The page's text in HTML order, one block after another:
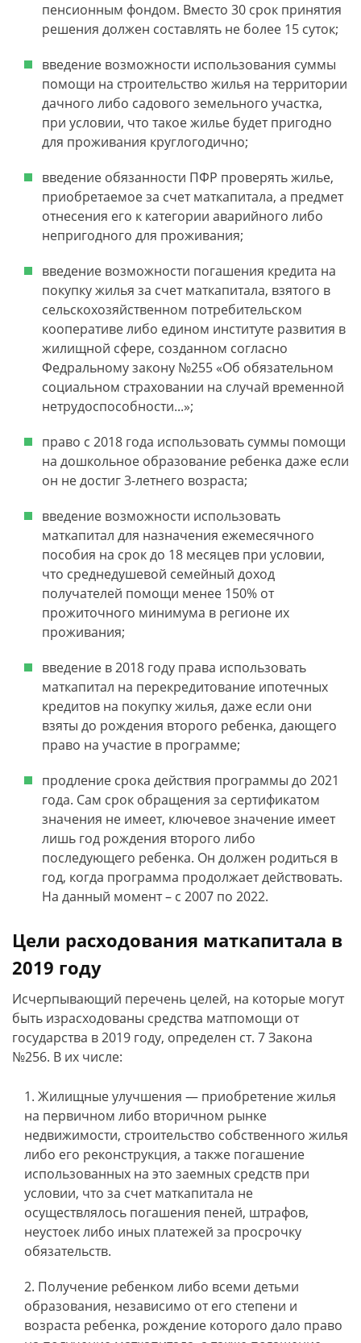
пенсионным фондом. Вместо 30 срок принятия
решения должен составлять не более 15 суток;
введение возможности использования суммы
помощи на строительство жилья на территории
дачного либо садового земельного участка,
при условии, что такое жилье будет пригодно
для проживания круглогодично;
введение обязанности ПФР проверять жилье,
приобретаемое за счет маткапитала, а предмет
отнесения его к категории аварийного либо
непригодного для проживания;
введение возможности погашения кредита на
покупку жилья за счет маткапитала, взятого в
сельскохозяйственном потребительском
кооперативе либо едином институте развития в
жилищной сфере, созданном согласно
Федральному закону №255 «Об обязательном
социальном страховании на случай временной
нетрудоспособности...»;
право с 2018 года использовать суммы помощи
на дошкольное образование ребенка даже если
он не достиг 3-летнего возраста;
введение возможности использовать
маткапитал для назначения ежемесячного
пособия на срок до 18 месяцев при условии,
что среднедушевой семейный доход
получателей помощи менее 150% от
прожиточного минимума в регионе их
проживания;
введение в 2018 году права использовать
маткапитал на перекредитование ипотечных
кредитов на покупку жилья, даже если они
взяты до рождения второго ребенка, дающего
право на участие в программе;
продление срока действия программы до 2021
года. Сам срок обращения за сертификатом
значения не имеет, ключевое значение имеет
лишь год рождения второго либо
последующего ребенка. Он должен родиться в
год, когда программа продолжает действовать.
На данный момент –­ с 2007 по 2022.
Цели расходования маткапитала в
2019 году
Исчерпывающий перечень целей, на которые могут
быть израсходованы средства матпомощи от
государства в 2019 году, определен ст. 7 Закона
№256. В их числе:
Жилищные улучшения — приобретение жилья
на первичном либо вторичном рынке
недвижимости, строительство собственного жилья
либо его реконструкция, а также погашение
использованных на это заемных средств при
условии, что за счет маткапитала не
осуществлялось погашения пеней, штрафов,
неустоек либо иных платежей за просрочку
обязательств.
Получение ребенком либо всеми детьми
образования, независимо от его степени и
возраста ребенка, рождение которого дало право